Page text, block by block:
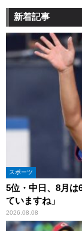
新着記事
スポーツ
5位・中日、8月は
ていますね」
2026.08.08